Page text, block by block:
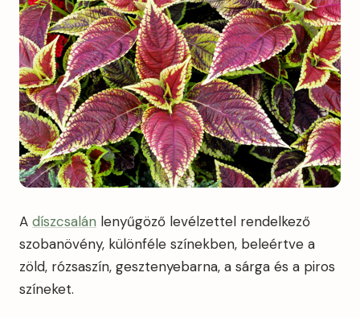
A díszcsalán lenyűgöző levélzettel rendelkező
szobanövény, különféle színekben, beleértve a
zöld, rózsaszín, gesztenyebarna, a sárga és a piros
színeket.